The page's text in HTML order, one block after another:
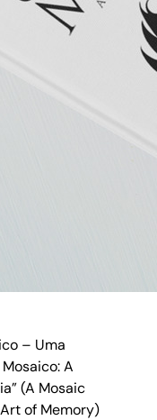
– Uma
A
(A Mosaic
of Memory)